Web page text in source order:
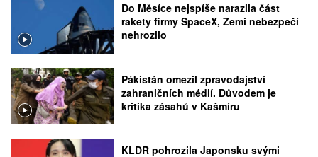
Do Měsíce nejspíše narazila část
rakety firmy SpaceX, Zemi nebezpečí
nehrozilo
Pákistán omezil zpravodajství
zahraničních médií. Důvodem je
kritika zásahů v Kašmíru
KLDR pohrozila Japonsku svými